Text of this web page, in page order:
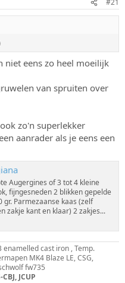
#21
niet eens zo heel moeilijk
van spruiten over
zo'n superlekker
aanrader als je eens een
Augergines of 3 tot 4 kleine
fijngesneden 2 blikken gepelde
gr. Parmezaanse kaas (zelf
zakje kant en klaar) 2 zakjes...
enamelled cast iron , Temp.
MK4 Blaze LE, CSG,
fw735
JCUP